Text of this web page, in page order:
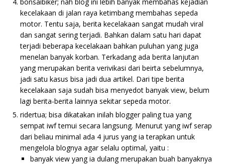
kecelakaan di jalan raya ketimbang membahas sepeda
motor. Tentu saja, berita kecelakaan sangat mudah viral
dan sangat sering terjadi. Bahkan dalam satu hari dapat
terjadi beberapa kecelakaan bahkan puluhan yang juga
menelan banyak korban. Terkadang ada berita lanjutan
yang merupakan berita verivikasi dari beirta sebelumnya,
jadi satu kasus bisa jadi dua artikel. Dari tipe berita
kecelakaan saja sudah bisa menyedot banyak view, belum
lagi berita-berita lainnya sekitar sepeda motor.
ridertua; bisa dikatakan inilah blogger paling tua yang
sempat iwf temui secara langsung. Menurut yang iwf serap
dari beliau minimal ada 4 jurus yang ia terapkan untuk
mengelola blognya agar selalu optimal, yaitu :
banyak view yang ia dulang merupakan buah banyaknya